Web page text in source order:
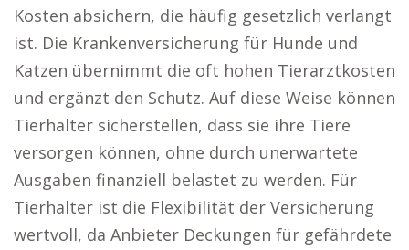
Kosten absichern, die häufig gesetzlich verlangt
ist. Die Krankenversicherung für Hunde und
Katzen übernimmt die oft hohen Tierarztkosten
und ergänzt den Schutz. Auf diese Weise können
Tierhalter sicherstellen, dass sie ihre Tiere
versorgen können, ohne durch unerwartete
Ausgaben finanziell belastet zu werden. Für
Tierhalter ist die Flexibilität der Versicherung
wertvoll, da Anbieter Deckungen für gefährdete